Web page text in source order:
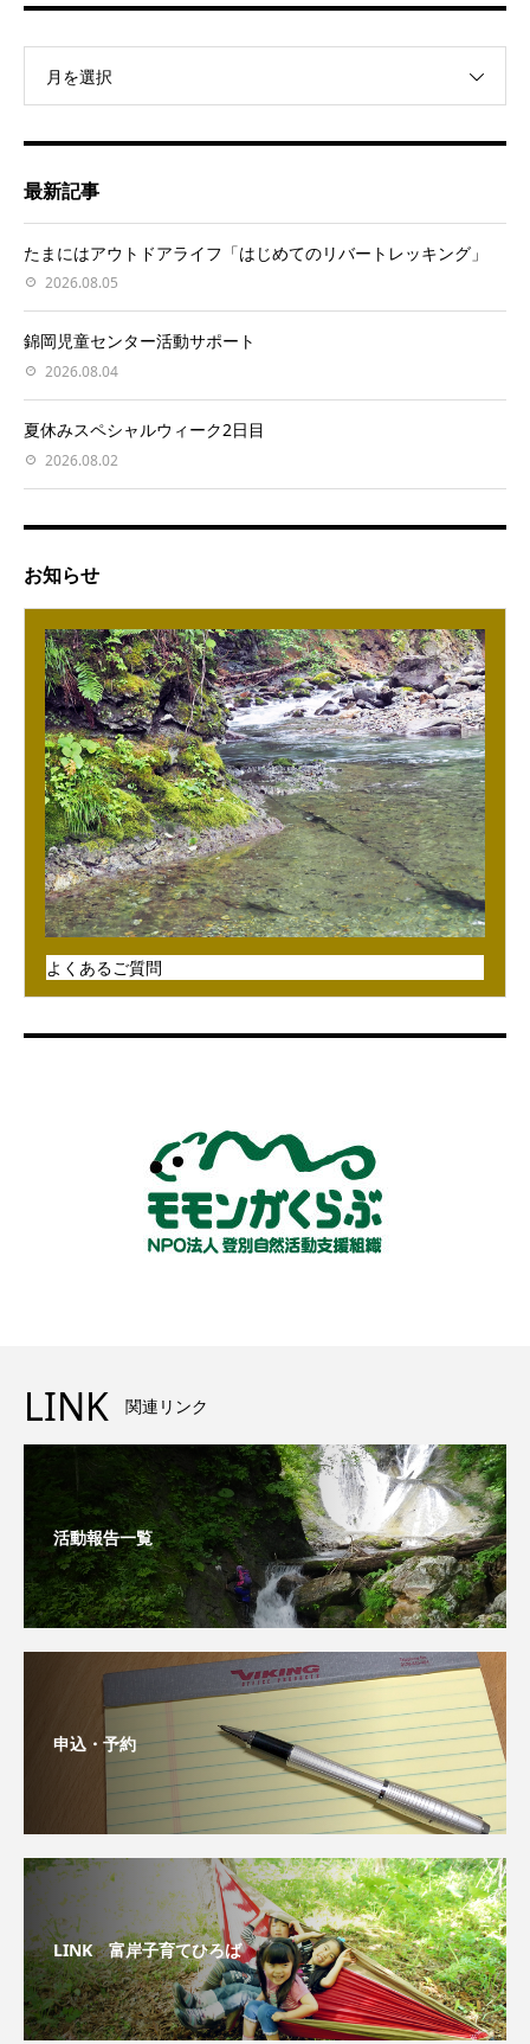
月を選択
最新記事
たまにはアウトドアライフ「はじめてのリバートレッキング」
2026.08.05
錦岡児童センター活動サポート
2026.08.04
夏休みスペシャルウィーク2日目
2026.08.02
お知らせ
よくあるご質問
LINK 関連リンク
活動報告一覧
申込・予約
LINK 富岸子育てひろば